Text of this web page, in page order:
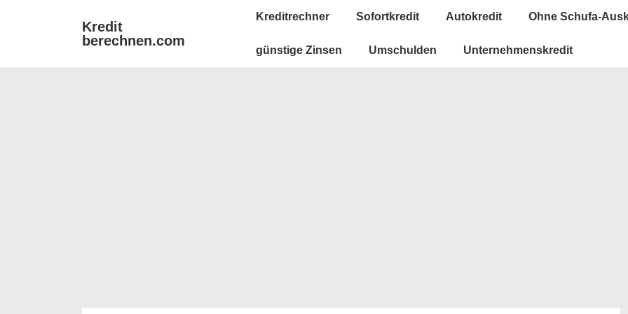
Kredit
berechnen.com
Main
Kreditrechner Sofortkredit Autokredit Ohne Schufa-
günstige Zinsen Umschulden Unternehmenskredit